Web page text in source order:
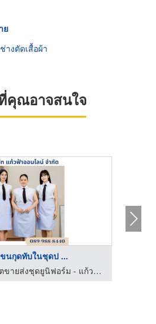
ย
ช่างตัดเสื้อผ้า
คุณอาจสนใจ
ขนกุดทับในชุดป ...
ร้าน โรงงานผลิตขายส่งชุดยูนิฟอร์ม - แก้วฟ้าออนไลน์ โบ๊เบ๊